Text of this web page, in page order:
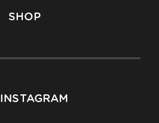
SHOP
INSTAGRAM